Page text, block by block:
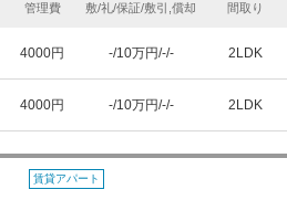
管理費 敷/礼/保証/敷引,償却 間取り
4000円 -/10万円/-/- 2LDK
4000円 -/10万円/-/- 2LDK
賃貸アパート